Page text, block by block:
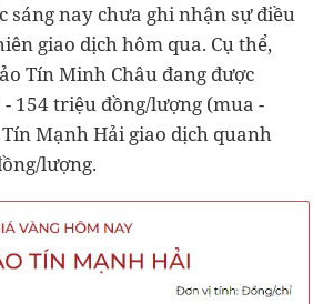
sáng nay chưa ghi nhận sự điều
giao dịch hôm qua. Cụ thể,
Tín Minh Châu đang được
154 triệu đồng/lượng (mua -
Mạnh Hải giao dịch quanh
lượng.